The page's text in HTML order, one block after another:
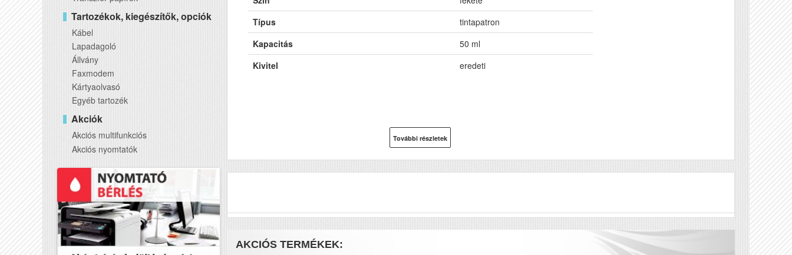
Tartozékok, kiegészítők, opciók
Kábel
Lapadagoló
Állvány
Faxmodem
Kártyaolvasó
Egyéb tartozék
Akciók
Akciós multifunkciós
Akciós nyomtatók
Típus
tintapatron
Kapacitás
50 ml
Kivitel
eredeti
További részletek
AKCIÓS TERMÉKEK: